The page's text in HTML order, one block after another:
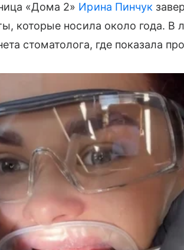
«Дома 2» Ирина Пинчук
которые носила около года. В
стоматолога, где показала